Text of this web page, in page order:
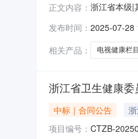
正文内容： 浙江省本级|
式：0571-
发布时间： 2025-07-28
相关产品：
电视健康栏
浙江省卫生健康
中标｜合同公告
项目编号： CTZB-